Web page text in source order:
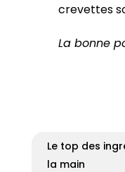
crevettes
La bonne
Le top des
la main